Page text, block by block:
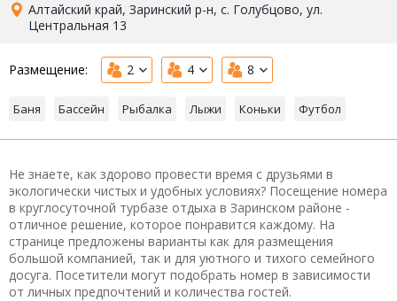
Алтайский край, Заринский р-н, с. Голубцово, ул.
Центральная 13
Размещение: 2 4 8
Баня Бассейн Рыбалка Лыжи Коньки Футбол
Не знаете, как здорово провести время с друзьями в
экологически чистых и удобных условиях? Посещение номера
в круглосуточной турбазе отдыха в Заринском районе -
отличное решение, которое понравится каждому. На
странице предложены варианты как для размещения
большой компанией, так и для уютного и тихого семейного
досуга. Посетители могут подобрать номер в зависимости
от личных предпочтений и количества гостей.